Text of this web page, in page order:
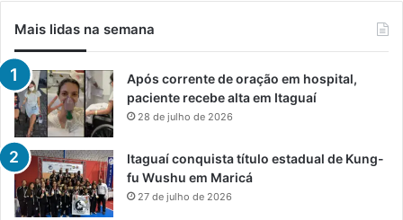
Mais lidas na semana
Após corrente de oração em hospital,
paciente recebe alta em Itaguaí
28 de julho de 2026
Itaguaí conquista título estadual de Kung-
fu Wushu em Maricá
27 de julho de 2026